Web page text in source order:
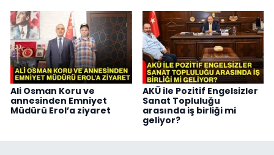
Ali Osman Koru ve
annesinden Emniyet
Müdürü Erol’a ziyaret
AKÜ ile Pozitif Engelsizler
Sanat Topluluğu
arasında iş birliği mi
geliyor?